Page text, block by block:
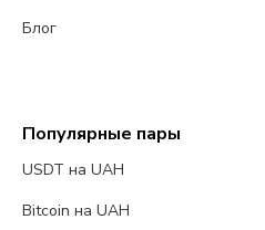
Блог
Популярные пары
USDT на UAH
Bitcoin на UAH